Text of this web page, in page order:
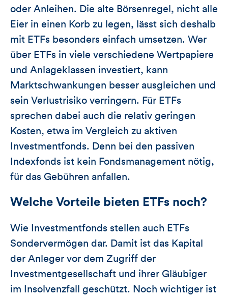
oder Anleihen. Die alte Börsenregel, nicht alle
Eier in einen Korb zu legen, lässt sich deshalb
mit ETFs besonders einfach umsetzen. Wer
über ETFs in viele verschiedene Wertpapiere
und Anlageklassen investiert, kann
Marktschwankungen besser ausgleichen und
sein Verlustrisiko verringern. Für ETFs
sprechen dabei auch die relativ geringen
Kosten, etwa im Vergleich zu aktiven
Investmentfonds. Denn bei den passiven
Indexfonds ist kein Fondsmanagement nötig,
für das Gebühren anfallen.
Welche Vorteile bieten ETFs noch?
Wie Investmentfonds stellen auch ETFs
Sondervermögen dar. Damit ist das Kapital
der Anleger vor dem Zugriff der
Investmentgesellschaft und ihrer Gläubiger
im Insolvenzfall geschützt. Noch wichtiger ist